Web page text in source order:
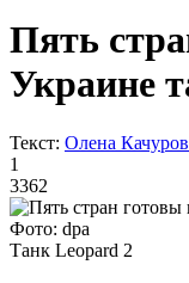
Пять
Украине
Текст: Олена
1
3362
Фото: dpa
Танк Leopard 2